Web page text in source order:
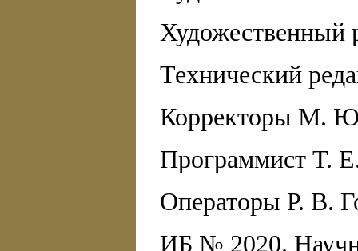
Художественный
Технический
Корректоры М.
Программист Т.
Операторы Р. В.
ИБ № 2020.